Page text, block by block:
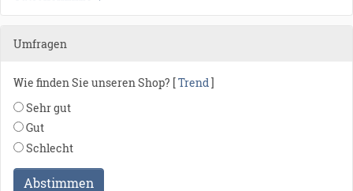
Umfragen
Wie finden Sie unseren Shop? [Trend]
Sehr gut
Gut
Schlecht
Abstimmen